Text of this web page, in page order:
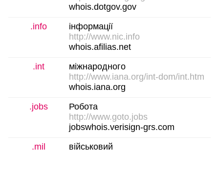
whois.dotgov.gov
.info
інформації
http://www.nic.info
whois.afilias.net
.int
міжнародного
http://www.iana.org/int-dom/int.htm
whois.iana.org
.jobs
Робота
http://www.goto.jobs
jobswhois.verisign-grs.com
.mil
військовий